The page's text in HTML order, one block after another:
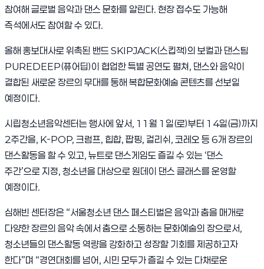
참여해 글로벌 음악과 댄스 문화를 알린다. 현장 접수도 가능해
즉석에서도 참여할 수 있다.
올해 홍보대사로 위촉된 밴드 SKIPJACK(스킵잭)의 보컬과 댄스팀
PUREDEEP(퓨어딥)이 협업한 특별 공연도 펼쳐, 댄스와 음악이
결합된 새로운 장르의 무대를 통해 복합문화예술 콘텐츠를 선보일
예정이다.
시립청소년음악센터는 행사에 앞서, 11월 1일(로)부터 14일(금)까지
2주간을, K-POP, 크럼프, 힙합, 팝핑, 걸리쉬, 코레오 등 6개 장르의
댄스활동을 할 수 있고, 뉴트로 댄스게임도 즐길 수 있는 ‘댄스
주간’으로 지정, 청소년을 대상으로 원데이 댄스 클래스를 운영할
예정이다.
심해빈 센터장은 “서울청소년 댄스 페스티벌은 음악과 춤을 매개로
다양한 장르의 음악 속에서 춤으로 소통하는 문화예술의 장으로서,
청소년들의 댄스활동 역량을 강화하고 성장할 기회를 제공하고자
한다”며 “경연대회를 넘어, 시민 모두가 즐길 수 있는 다채로운